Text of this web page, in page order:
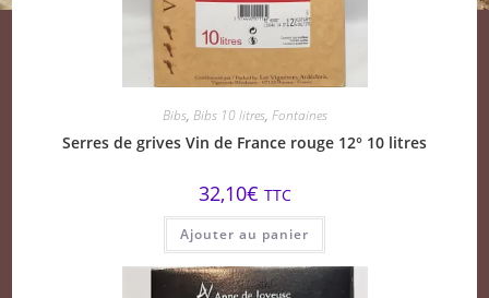
Bibs, Bibs 10 litres, Fontaines
Serres de grives Vin de France rouge 12° 10 litres
32,10€ TTC
Ajouter au panier